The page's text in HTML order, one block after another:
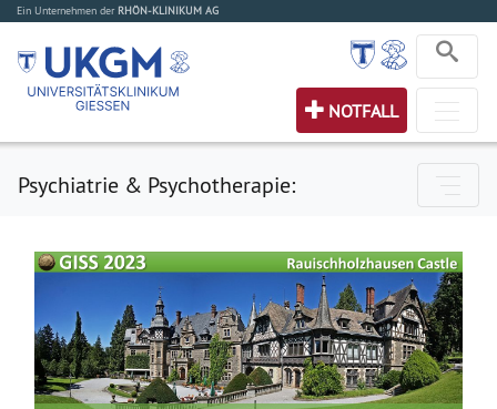
Ein Unternehmen der RHÖN-KLINIKUM AG
NOTFALL
Psychiatrie & Psychotherapie: